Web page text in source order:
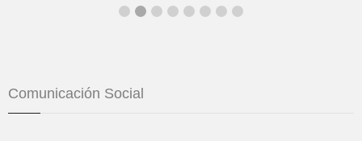
Comunicación Social